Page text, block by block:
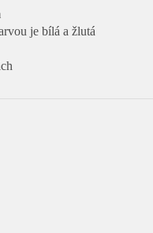
je bílá a žlutá